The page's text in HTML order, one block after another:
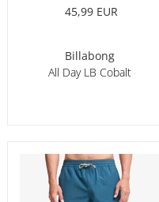
45,99 EUR
Billabong
All Day LB Cobalt